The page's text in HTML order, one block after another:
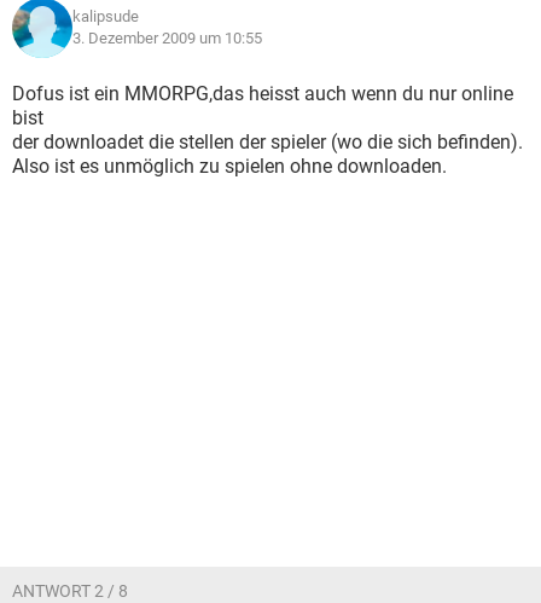
kalipsude
3. Dezember 2009 um 10:55
Dofus ist ein MMORPG,das heisst auch wenn du nur online
bist
der downloadet die stellen der spieler (wo die sich befinden).
Also ist es unmöglich zu spielen ohne downloaden.
ANTWORT 2 / 8